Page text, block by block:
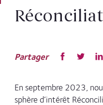
Partager
En septembre 2023,
sphère d’intérêt